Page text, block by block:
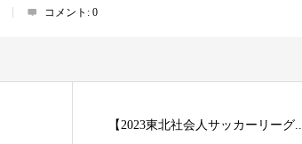
コメント: 0
【2023東北社会人サッカーリーグ...